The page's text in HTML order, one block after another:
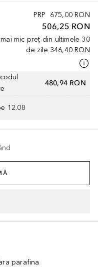
PRP 675,00 RON
506,25 RON
mic preț din ultimele 30
de zile 346,40 RON
480,94 RON
12.08
parafina